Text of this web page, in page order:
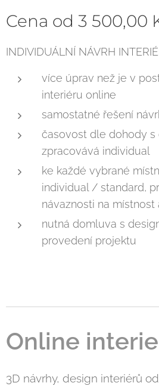
Cena od 3 500,00
INDIVIDUÁLNÍ NÁVRH
více úprav než je v
interiéru online
samostatné řešení
časovost dle dohody s
zpracovává individual
ke každé vybrané
individual / standard,
návaznosti na
nutná domluva s
provedení projektu
Online
3D návrhy, design interiérů